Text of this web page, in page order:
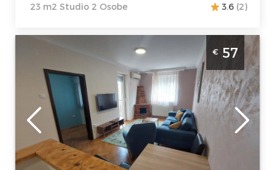
23 m2 Studio 2 Osobe
3.6 (2)
Dvosoban Apartman Jasmin 45 Novi Sad
Rotkvarija. U neposrednoj blizini centra
grada.
Novi-sad
Lokacija:
Novi-
sad Rotkvarija
Adresa:
Dostojevskog 4
Gosti:2
Kvadratura :45
m2
Struktura :
€ 57